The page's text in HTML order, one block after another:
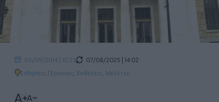
03/09/2014 | 10:23
07/08/2025 | 14:02
Ειδήσεις |Έρευνες, Εκθέσεις, Μελέτες